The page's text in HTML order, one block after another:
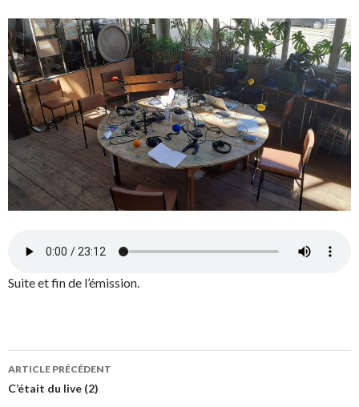
Suite et fin de l’émission.
Navigation
ARTICLE PRÉCÉDENT
C’était du live (2)